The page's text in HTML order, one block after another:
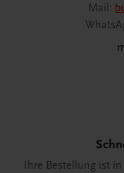
Mail:
Ihre Bestellung ist